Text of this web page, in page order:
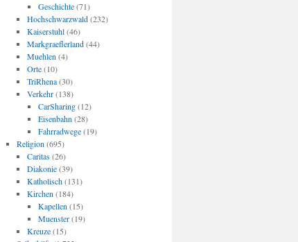
Geschichte(71)
Hochschwarzwald(232)
Kaiserstuhl(46)
Markgraeflerland(44)
Muehlen (4)
Orte(10)
TriRhena(30)
Verkehr(138)
CarSharing(12)
Eisenbahn (28)
Fahrradwege(19)
Religion (695)
Caritas(26)
Diakonie(39)
Katholisch(131)
Kirchen (184)
Kapellen (15)
Muenster(19)
Kreuze(15)